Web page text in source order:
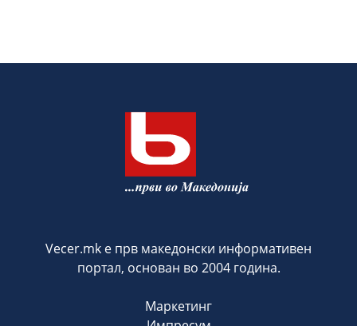
Vecer.mk е прв македонски информативен
портал, основан во 2004 година.
Маркетинг